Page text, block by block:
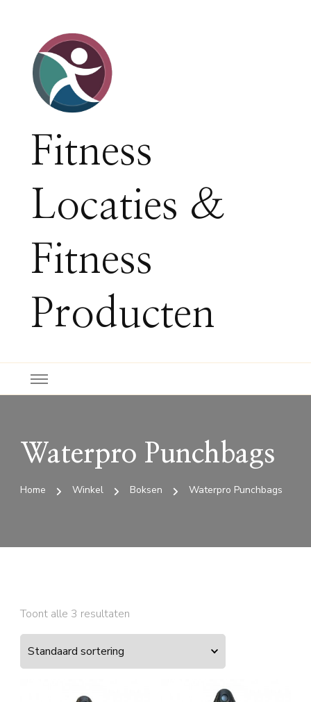
Fitness
Locaties &
Fitness
Producten
Waterpro Punchbags
Home Winkel Boksen Waterpro Punchbags
Toont alle 3 resultaten